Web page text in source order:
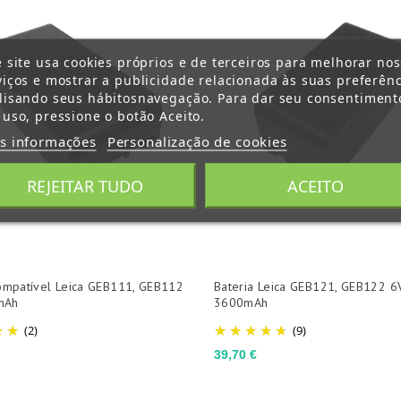
(2)
Leica GEB111, GEB112
(9)
Preço
39,70 €
Bateria Leica GEB121, GEB122
3600mAh
site usa cookies próprios e de terceiros para melhorar
e mostrar a publicidade relacionada às suas
seus hábitosnavegação. Para dar seu
pressione o botão Aceito.
informações Personalização de cookies
REJEITAR TUDO ACEITO